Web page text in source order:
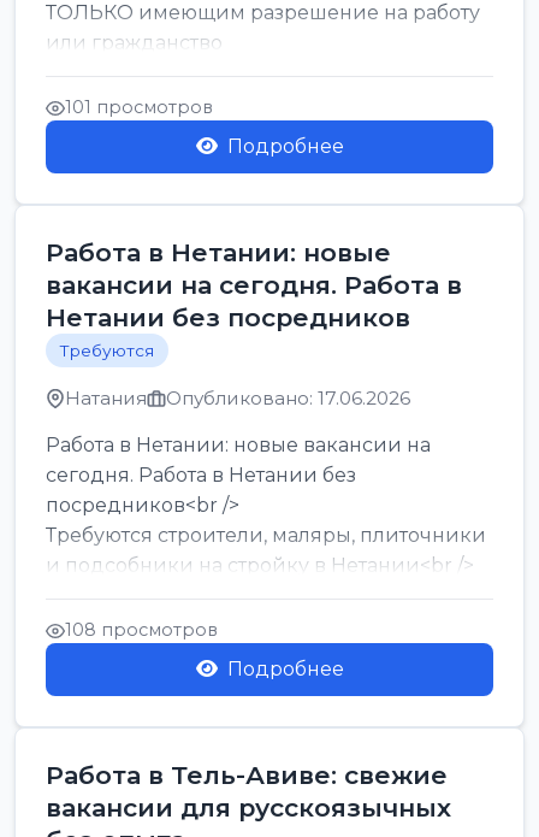
ТОЛЬКО имеющим разрешение на работу
или гражданство
101 просмотров
Подробнее
Работа в Нетании: новые
вакансии на сегодня. Работа в
Нетании без посредников
Требуются
Натания Опубликовано: 17.06.2026
Работа в Нетании: новые вакансии на
сегодня. Работа в Нетании без
посредников<br />
Требуются строители, маляры, плиточники
и подсобники на стройку в Нетании<br />
Срочно требуются горничные, уборщи...
108 просмотров
Подробнее
Работа в Тель-Авиве: свежие
вакансии для русскоязычных